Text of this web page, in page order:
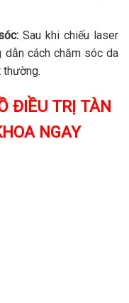
Sau khi chiếu laser
cách chăm sóc da
thường.
ĐIỀU TRỊ TÀN
NGAY